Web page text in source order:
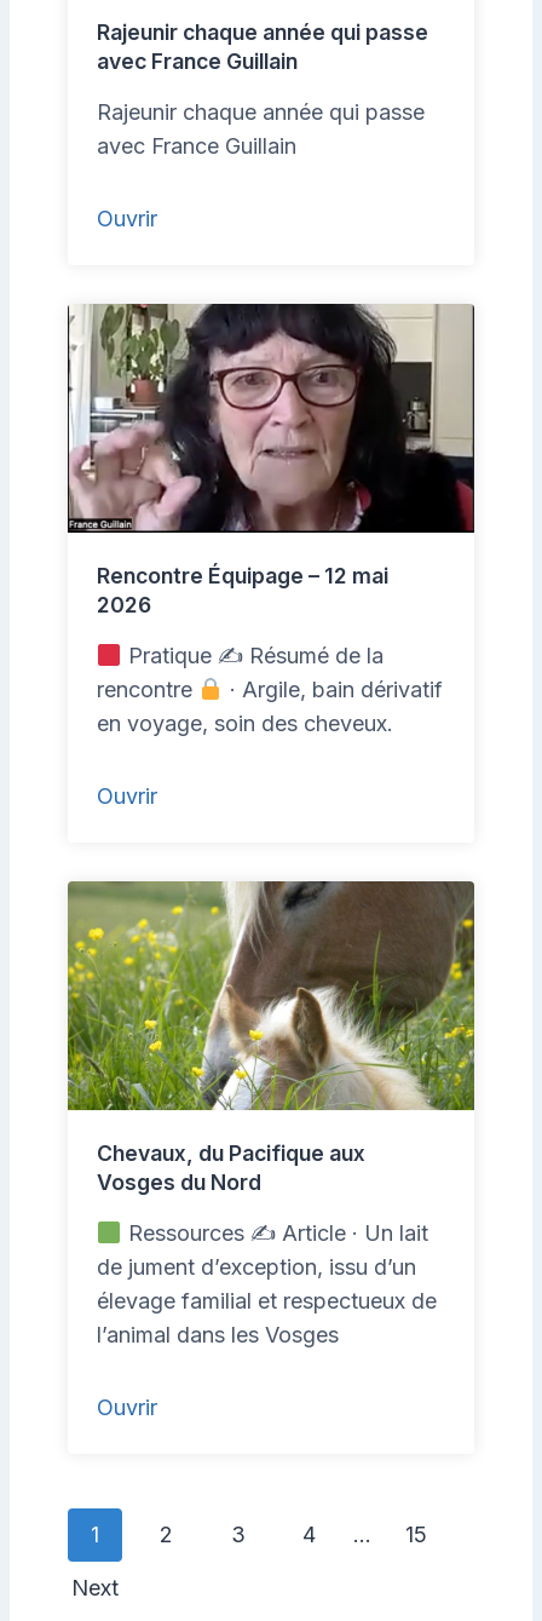
Rajeunir chaque année qui passe
avec France Guillain
Rajeunir chaque année qui passe
avec France Guillain
Ouvrir
Rencontre Équipage – 12 mai
2026
Pratique ✍Résumé de la
rencontre
· Argile, bain dérivatif
en voyage, soin des cheveux.
Ouvrir
Chevaux, du Pacifique aux
Vosges du Nord
Ressources ✍Article · Un lait
de jument d’exception, issu d’un
élevage familial et respectueux de
l’animal dans les Vosges
Ouvrir
1 2 3 4 … 15
Next